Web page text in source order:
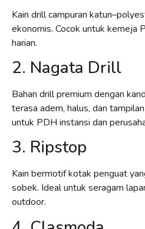
Kain drill campuran
ekonomis. Cocok untuk kemeja
harian.
2. Nagata Drill
Bahan drill premium dengan
terasa adem, halus, dan
untuk PDH instansi dan
3. Ripstop
Kain bermotif kotak penguat
sobek. Ideal untuk seragam
outdoor.